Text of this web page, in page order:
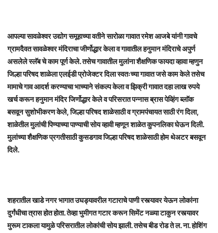
आपल्या सावळेश्वर उद्योग समूहाच्या वतीने सारोळा गावात रमेश आजबे यांनी गावचे
ग्रामदैवत सावळेश्वर मंदिराचा जीर्णोद्धार केला व गावातील हनुमान मंदिराचे अपुर्ण
असलेले स्लॅब चे काम पूर्ण केले. तसेच गावातील मुलांना शैक्षणिक फायदा व्हावा म्हणुन
जिल्हा परिषद शाळेला एलईडी प्रोजेक्टर दिला स्वतःच्या गावात जसे काम केले तसेच
मामाचे गाव आदर्श करण्याचा भाच्याने संकल्प केला व झिक्री गावात दहा लाख रुपये
खर्च करून हनुमान मंदिर जिर्णोद्धार केले व परिसरात पन्नास ब्रास पेव्हिंग ब्लाॅक
बसवून सुशोभीकरण केले, जिल्हा परिषद शाळेसाठी व ग्रामपंचायत साठी रंग दिला,
शाळेतील मुलांची पिण्याच्या पाण्याची सोय व्हावी म्हणून शाळेत कुपनलिका घेऊन दिली.
मुलांच्या शैक्षणिक प्रगतीसाठी कुसडगाव जिल्हा परिषद शाळेसाठी होम थेअटर बसवून
दिले.
शहरातील खाडे नगर भागात उघड्यावरील गटाराचे पाणी रस्त्यावर येऊन लोकांना
दुर्गंधीचा त्रास होत होता. तेव्हा भुमीगत गटार करून सिमेंट नळ्या टाकुन रस्त्यावर
मुरूम टाकला यामुळे परिसरातील लोकांची सोय झाली. तसेच बीड रोड ते ल. ना. होशिंग